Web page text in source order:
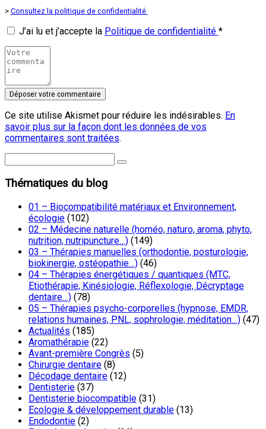
> Consultez la politique de confidentialité
J’ai lu et j’accepte la Politique de confidentialité *
Ce site utilise Akismet pour réduire les indésirables. En
savoir plus sur la façon dont les données de vos
commentaires sont traitées.
Thématiques du blog
01 – Biocompatibilité matériaux et Environnement,
écologie (102)
02 – Médecine naturelle (homéo, naturo, aroma, phyto,
nutrition, nutripuncture…) (149)
03 – Thérapies manuelles (orthodontie, posturologie,
biokinergie, ostéopathie…) (46)
04 – Thérapies énergétiques / quantiques (MTC,
Etiothérapie, Kinésiologie, Réflexologie, Décryptage
dentaire…) (78)
05 – Thérapies psycho-corporelles (hypnose, EMDR,
relations humaines, PNL, sophrologie, méditation…) (47)
Actualités (185)
Aromathérapie (22)
Avant-première Congrès (5)
Chirurgie dentaire (8)
Décodage dentaire (12)
Dentisterie (37)
Dentisterie biocompatible (31)
Ecologie & développement durable (13)
Endodontie (2)